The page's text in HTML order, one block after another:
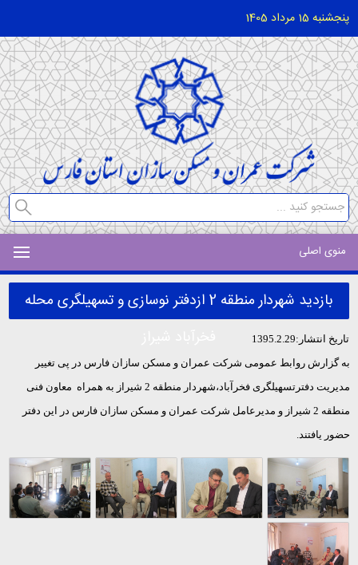
پنجشنبه 15 مرداد 1405
منوی اصلی
بازدید شهردار منطقه 2 ازدفتر نوسازی و تسهیلگری محله
تاریخ انتشار:1395.2.29
به گزارش روابط عمومی شرکت عمران و مسکن سازان فارس در پی تغییر
مدیریت دفترتسهیلگری فخرآباد،شهردار منطقه 2 شیراز به همراه معاون فنی
منطقه 2 شیراز و مدیرعامل شرکت عمران و مسکن سازان فارس در این دفتر
حضور یافتند.